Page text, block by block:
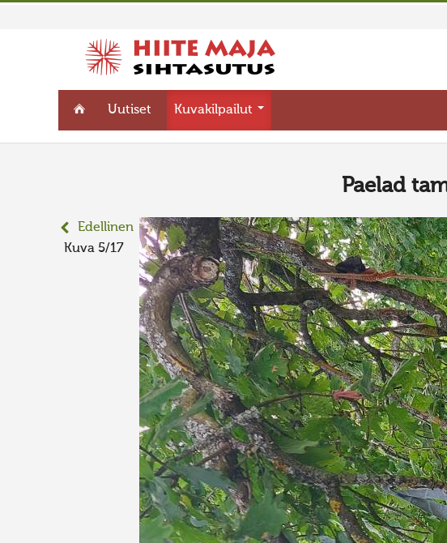
Uutiset Kuvakilpailut
Paelad
Edellinen
Kuva 5/17